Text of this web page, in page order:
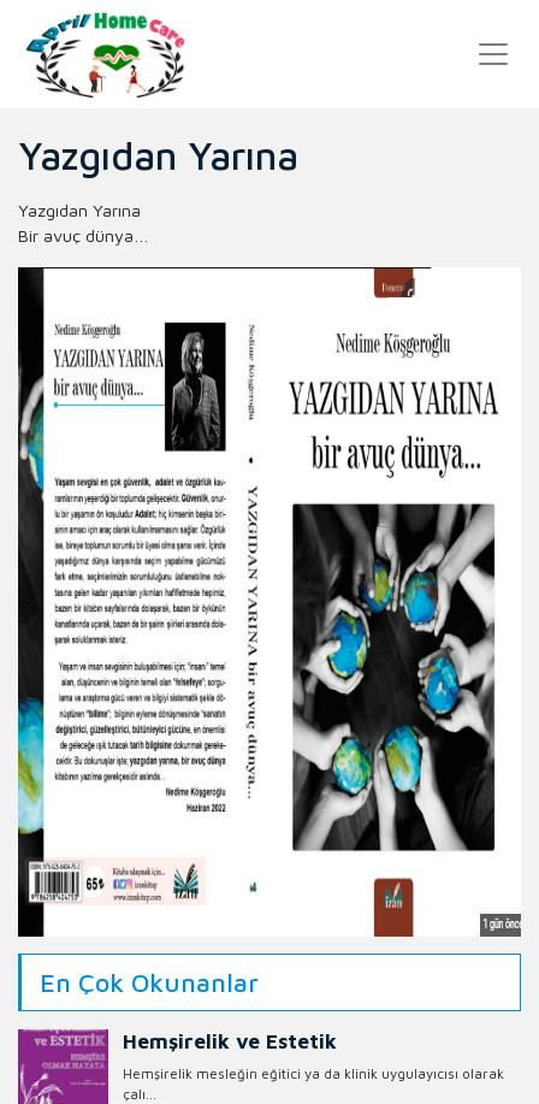
Yazgıdan Yarına
Yazgıdan Yarına
Bir avuç dünya…
En Çok Okunanlar